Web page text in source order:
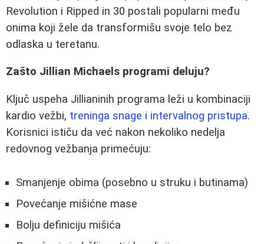
Revolution i Ripped in 30 postali popularni među
onima koji žele da transformišu svoje telo bez
odlaska u teretanu.
Zašto Jillian Michaels programi deluju?
Ključ uspeha Jillianinih programa leži u kombinaciji
kardio vežbi, treninga snage i intervalnog pristupa.
Korisnici ističu da već nakon nekoliko nedelja
redovnog vežbanja primećuju:
Smanjenje obima (posebno u struku i butinama)
Povećanje mišićne mase
Bolju definiciju mišića